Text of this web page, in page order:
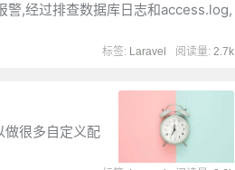
警,经过排查数据库日志和access.log,
阅读量:2.7k
标签: Laravel
很多自定义配